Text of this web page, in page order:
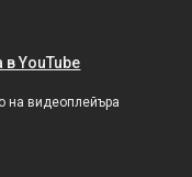
YouTube
на видеоплейъра